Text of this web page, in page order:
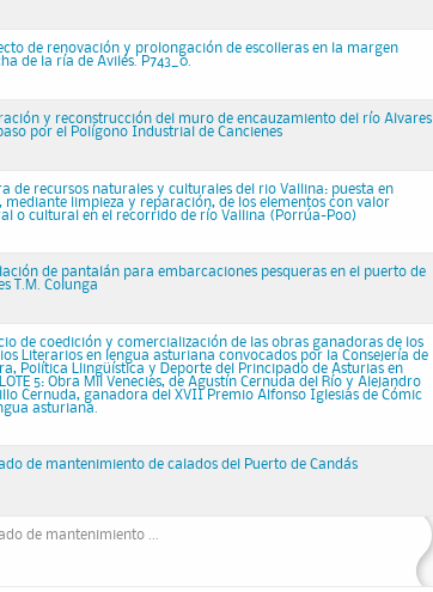
de renovación y prolongación de escolleras en la margen
de la ría de Avilés. P743_0.
y reconstrucción del muro de encauzamiento del río Alvares
por el Polígono Industrial de Cancienes
de recursos naturales y culturales del rio Vallina: puesta en
mediante limpieza y reparación, de los elementos con valor
o cultural en el recorrido de río Vallina (Porrúa-Poo)
de pantalán para embarcaciones pesqueras en el puerto de
T.M. Colunga
de coedición y comercialización de las obras ganadoras de los
Literarios en lengua asturiana convocados por la Consejería de
Política Llingüística y Deporte del Principado de Asturias en
5: Obra Mil Venecies, de Agustín Cernuda del Río y Alejandro
Cernuda, ganadora del XVII Premio Alfonso Iglesias de Cómic
asturiana.
de mantenimiento de calados del Puerto de Candás
de mantenimiento ...